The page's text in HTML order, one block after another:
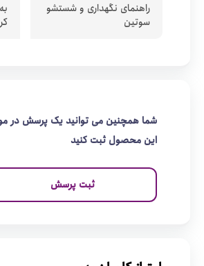
راهنمای نگهداری و شستشو
سوتین
شما همچنین می توانید یک پرسش در
این محصول ثبت کنید
ثبت پرسش